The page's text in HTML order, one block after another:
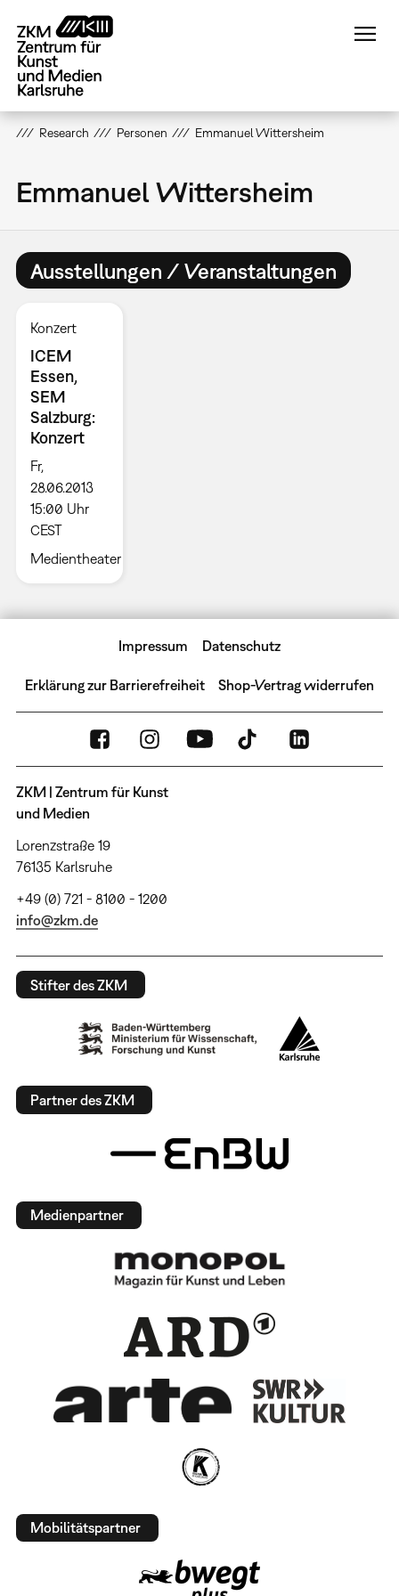
zum
Inhalt
Research Personen Emmanuel Wittersheim
Emmanuel Wittersheim
Ausstellungen / Veranstaltungen
Konzert
ICEM
Essen,
SEM
Salzburg:
Konzert
Fr,
28.06.2013
15:00 Uhr
CEST
Medientheater
Impressum Datenschutz
Erklärung zur Barrierefreiheit Shop-Vertrag widerrufen
ZKM | Zentrum für Kunst
und Medien
Lorenzstraße 19
76135 Karlsruhe
+49 (0) 721 - 8100 - 1200
info@zkm.de
Stifter des ZKM
Partner des ZKM
Medienpartner
Mobilitätspartner